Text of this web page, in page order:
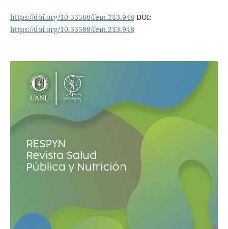
https://doi.org/10.33588/fem.213.948 DOI:
https://doi.org/10.33588/fem.213.948